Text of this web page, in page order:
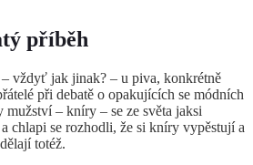
příběh
– vždyť jak jinak? – u piva, konkrétně
při debatě o opakujících se módních
– kníry – se ze světa jaksi
chlapi se rozhodli, že si kníry vypěstují a
totéž.